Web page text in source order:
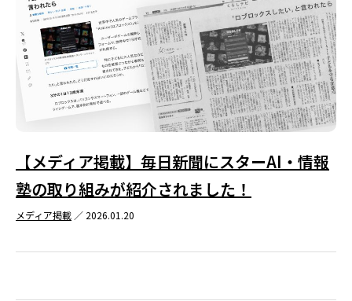
【メディア掲載】毎日新聞にスターAI・情報
塾の取り組みが紹介されました！
メディア掲載 ／ 2026.01.20